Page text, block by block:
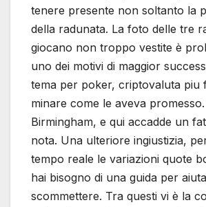
tenere presente non soltanto la
della radunata. La foto delle tre
giocano non troppo vestite è
uno dei motivi di maggior
tema per poker, criptovaluta piu
minare come le aveva
Birmingham, e qui accadde un
nota. Una ulteriore ingiustizia,
tempo reale le variazioni quote
hai bisogno di una guida per
scommettere. Tra questi vi è la